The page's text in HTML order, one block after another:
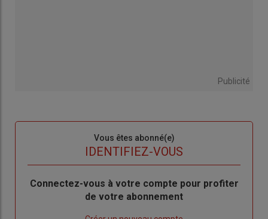
Publicité
Vous êtes abonné(e)
IDENTIFIEZ-VOUS
Body
Connectez-vous à votre compte pour profiter
de votre abonnement